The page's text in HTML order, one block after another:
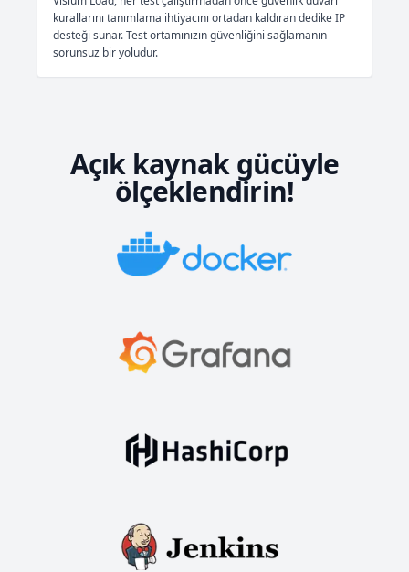
kurallarını tanımlama ihtiyacını ortadan kaldıran dedike IP
desteği sunar. Test ortamınızın güvenliğini sağlamanın
sorunsuz bir yoludur.
Açık kaynak gücüyle
ölçeklendirin!